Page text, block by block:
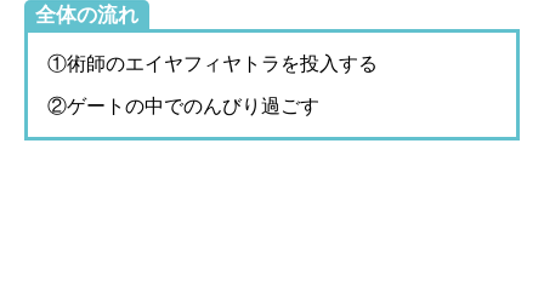
全体の流れ
①術師のエイヤフィヤトラを投入する
②ゲートの中でのんびり過ごす